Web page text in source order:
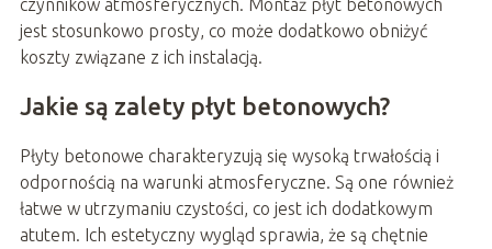
czynników atmosferycznych. Montaż płyt betonowych
jest stosunkowo prosty, co może dodatkowo obniżyć
koszty związane z ich instalacją.
Jakie są zalety płyt betonowych?
Płyty betonowe charakteryzują się wysoką trwałością i
odpornością na warunki atmosferyczne. Są one również
łatwe w utrzymaniu czystości, co jest ich dodatkowym
atutem. Ich estetyczny wygląd sprawia, że są chętnie